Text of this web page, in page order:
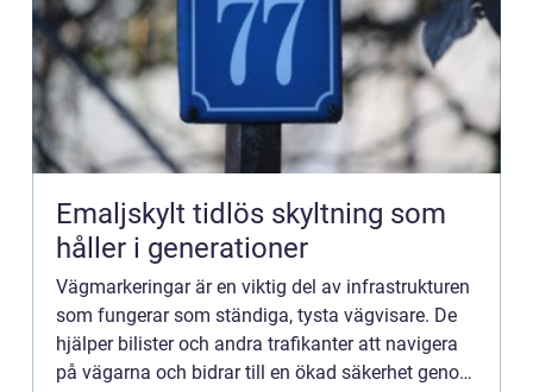
Emaljskylt tidlös skyltning som
håller i generationer
Vägmarkeringar är en viktig del av infrastrukturen
som fungerar som ständiga, tysta vägvisare. De
hjälper bilister och andra trafikanter att navigera
på vägarna och bidrar till en ökad säkerhet genom